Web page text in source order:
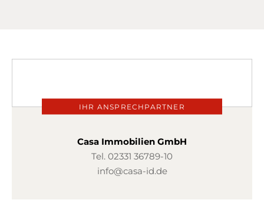
IHR ANSPRECHPARTNER
Casa Immobilien GmbH
Tel. 02331 36789-10
info@casa-id.de